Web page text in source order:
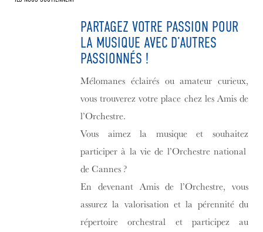
PARTAGEZ VOTRE PASSION POUR
LA MUSIQUE AVEC D’AUTRES
PASSIONNÉS !
Mélomanes éclairés ou amateur curieux,
vous trouverez votre place chez les Amis de
l’Orchestre.
Vous aimez la musique et souhaitez
participer à la vie de l’Orchestre national
de Cannes ?
En devenant Amis de l’Orchestre, vous
assurez la valorisation et la pérennité du
répertoire orchestral et participez au